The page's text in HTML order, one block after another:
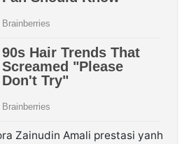
Zainudin Amali prestasi yanh